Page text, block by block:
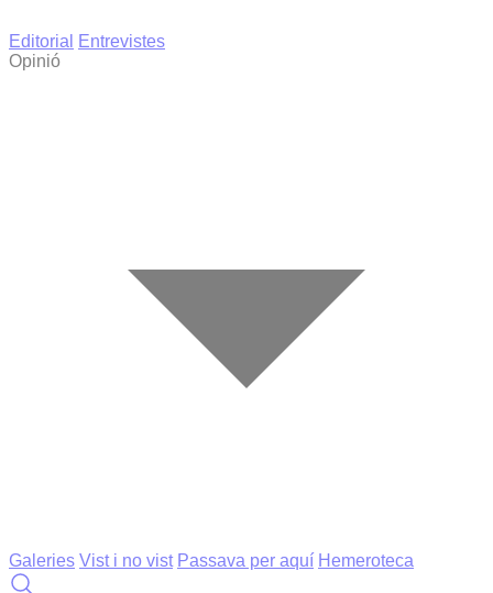
Editorial
Entrevistes
Opinió
Galeries Vist i no vist Passava per aquí Hemeroteca